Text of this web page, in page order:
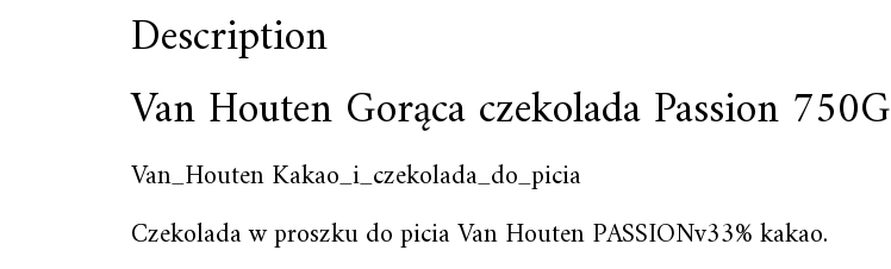
Description
Van Houten Gorąca czekolada Passion 750G
Van_Houten Kakao_i_czekolada_do_picia
Czekolada w proszku do picia Van Houten PASSIONv33% kakao.